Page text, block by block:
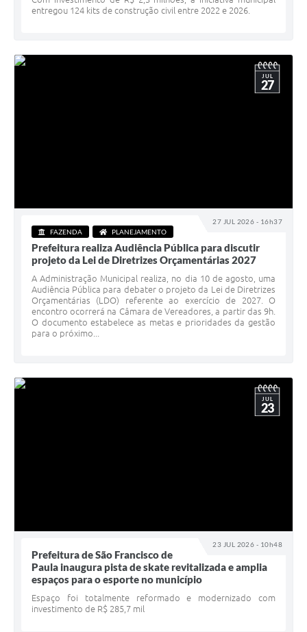
entregou 124 kits de construção civil entre 2022 e 2026.
27 JUL 2026 - 16h37
JUL
27
FAZENDA PLANEJAMENTO
Prefeitura realiza Audiência Pública para discutir
projeto da Lei de Diretrizes Orçamentárias 2027
A Administração Municipal realiza, no dia 10 de agosto, uma
Audiência Pública para debater o projeto da Lei de Diretrizes
Orçamentárias (LDO) referente ao exercício de 2027. O
encontro ocorrerá na Câmara de Vereadores, a partir das 9h.
O documento estabelece as metas e prioridades da gestão
para o próximo...
23 JUL 2026 - 10h48
JUL
23
Prefeitura de São Francisco de
Paula inaugura pista de skate revitalizada e amplia
espaços para o esporte no município
Espaço foi totalmente reformado e modernizado com
investimento de R$ 285,7 mil